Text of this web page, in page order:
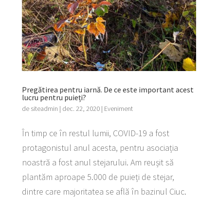
Pregătirea pentru iarnă. De ce este important acest
lucru pentru puieți?
de siteadmin | dec. 22, 2020| Eveniment
În timp ce în restul lumii, COVID-19 a fost
protagonistul anul acesta, pentru asociația
noastră a fost anul stejarului. Am reușit să
plantăm aproape 5.000 de puieți de stejar,
dintre care majoritatea se află în bazinul Ciuc.